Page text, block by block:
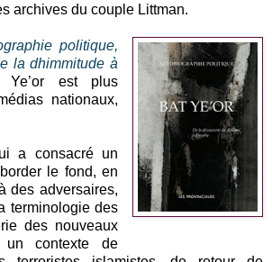
archives du couple Littman.
politique,
la dhimmitude à
est plus
nationaux,
a consacré un
le fond, en
des adversaires,
terminologie des
des nouveaux
contexte de